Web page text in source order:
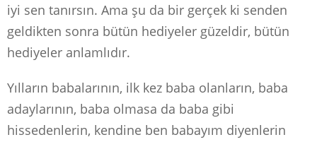
iyi sen tanırsın. Ama şu da bir gerçek ki senden
geldikten sonra bütün hediyeler güzeldir, bütün
hediyeler anlamlıdır.
Yılların babalarının, ilk kez baba olanların, baba
adaylarının, baba olmasa da baba gibi
hissedenlerin, kendine ben babayım diyenlerin